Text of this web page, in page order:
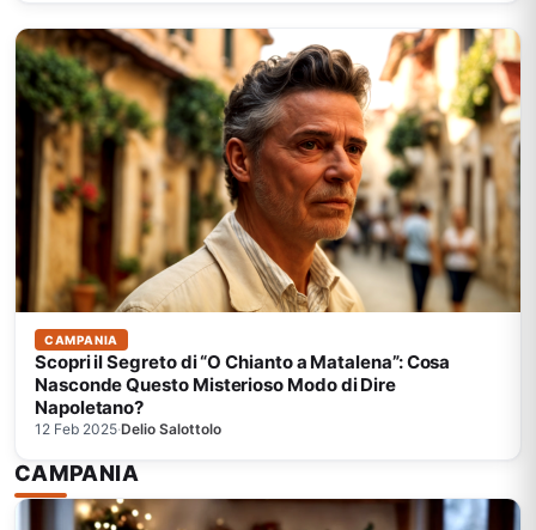
CAMPANIA
Scopri il Segreto di “O Chianto a Matalena”: Cosa
Nasconde Questo Misterioso Modo di Dire
Napoletano?
12 Feb 2025·Delio Salottolo
CAMPANIA